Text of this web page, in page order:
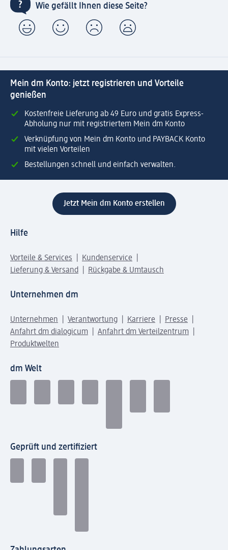
Wie gefällt Ihnen diese Seite?
Mein dm Konto: jetzt registrieren und Vorteile
genießen
Kostenfreie Lieferung ab 49 Euro und gratis Express-
Abholung nur mit registriertem Mein dm Konto
Verknüpfung von Mein dm Konto und PAYBACK Konto
mit vielen Vorteilen
Bestellungen schnell und einfach verwalten.
Jetzt Mein dm Konto erstellen
Hilfe
Vorteile & Services
Kundenservice
Lieferung & Versand
Rückgabe & Umtausch
Unternehmen dm
Unternehmen Verantwortung Karriere
Presse
Anfahrt dm dialogicum
Anfahrt dm Verteilzentrum
Produktwelten
dm Welt
Geprüft und zertifiziert